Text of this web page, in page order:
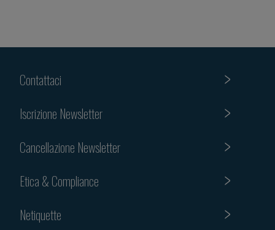
Contattaci
Iscrizione Newsletter
Cancellazione Newsletter
Etica & Compliance
Netiquette